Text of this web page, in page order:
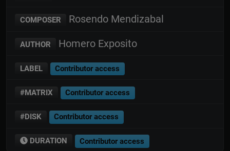
COMPOSER Rosendo Mendizabal
AUTHOR Homero Exposito
LABEL Contributor access
#MATRIX Contributor access
#DISK Contributor access
DURATION Contributor access